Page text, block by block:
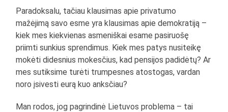
Paradoksalu, tačiau klausimas apie privatumo
mažėjimą savo esme yra klausimas apie demokratiją –
kiek mes kiekvienas asmeniškai esame pasiruošę
priimti sunkius sprendimus. Kiek mes patys nusiteikę
mokėti didesnius mokesčius, kad pensijos padidėtų? Ar
mes sutiksime turėti trumpesnes atostogas, vardan
noro įsivesti eurą kuo anksčiau?
Man rodos, jog pagrindinė Lietuvos problema – tai